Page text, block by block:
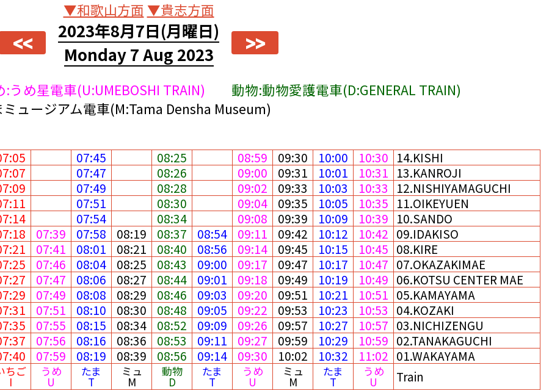
▼和歌山方面 ▼貴志方面
<< 2023年8月7日(月曜日)
Monday 7 Aug 2023
>>
:うめ星電車(U:UMEBOSHI TRAIN)
動物:動物愛護電車(D:GENERAL TRAIN)
ミュージアム電車(M:Tama Densha Museum)
07:45 08:25 08:59 09:30 10:00 10:30 14.KISHI
07:47 08:26 09:00 09:31 10:01 10:31 13.KANROJI
07:49 08:28 09:02 09:33 10:03 10:33
12.NISHIYAMAGUCHI
07:51 08:30 09:04 09:35 10:05 10:35 11.OIKEYUEN
07:54 08:34 09:08 09:39 10:09 10:39 10.SANDO
07:39 07:58 08:19 08:37 08:54 09:11 09:42 10:12 10:42 09.IDAKISO
07:41 08:01 08:21 08:40 08:56 09:14 09:45 10:15 10:45 08.KIRE
07:46 08:04 08:25 08:43 09:00 09:17 09:47 10:17 10:47 07.OKAZAKIMAE
07:47 08:06 08:27 08:44 09:01 09:18 09:49 10:19 10:49 06.KOTSU CENTER MAE
07:49 08:08 08:29 08:46 09:03 09:20 09:51 10:21 10:51 05.KAMAYAMA
07:51 08:10 08:30 08:48 09:05 09:22 09:53 10:23 10:53 04.KOZAKI
07:55 08:15 08:34 08:52 09:09 09:26 09:57 10:27 10:57 03.NICHIZENGU
07:56 08:16 08:36 08:53 09:11 09:27 09:59 10:29 10:59 02.TANAKAGUCHI
07:59 08:19 08:39 08:56 09:14 09:30 10:02 10:32 11:02 01.WAKAYAMA
ちご
I
うめ
U
たま
T
ミュ
M
動物
D
たま
T
うめ
U
ミュ
M
たま
T
うめ
U
Train